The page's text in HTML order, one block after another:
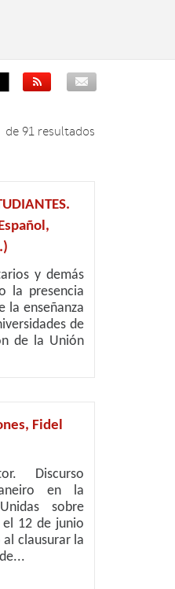

de 91 resultados
y demás
la presencia
la enseñanza
de
de la Unión
Fidel
Discurso
en la
sobre
12 de junio
clausurar la